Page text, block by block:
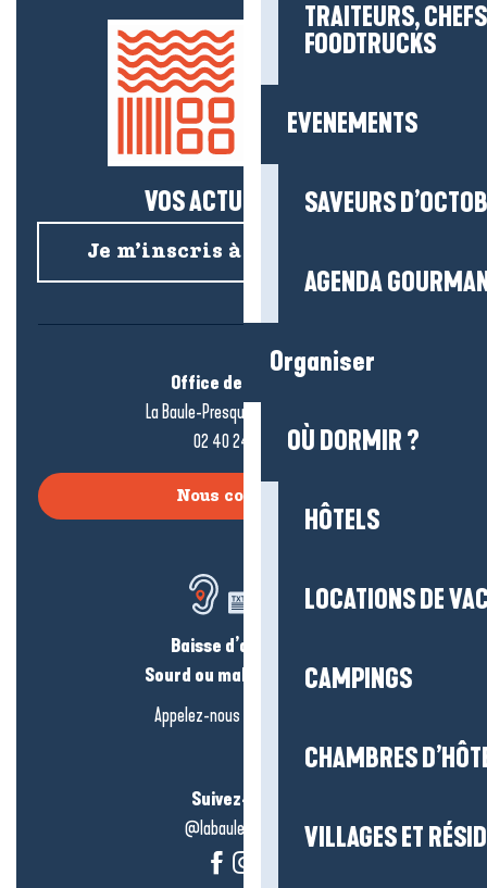
TRAITEURS,
FOODTRUCKS
EVENEMENTS
SAVEURS
AGENDA
Organiser
OÙ DORMIR ?
HÔTELS
LOCATIONS DE
CAMPINGS
CHAMBRES
VILLAGES ET
VOS ACTUS SALÉES !
Je m’inscris à la newsletter
Office de tourisme
La Baule-Presqu’île de Guérande
02 40 24 34 44
Nous contacter
Baisse d’audition ?
Sourd ou malentendant ?
Appelez-nous en
Suivez-nous !
@labauleguérande